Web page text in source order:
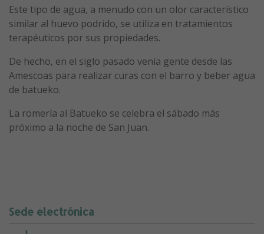
Este tipo de agua, a menudo con un olor característico
similar al huevo podrido, se utiliza en tratamientos
terapéuticos por sus propiedades.
De hecho, en el siglo pasado venía gente desde las
Amescoas para realizar curas con el barro y beber agua
de batueko.
La romería al Batueko se celebra el sábado más
próximo a la noche de San Juan.
Sede electrónica